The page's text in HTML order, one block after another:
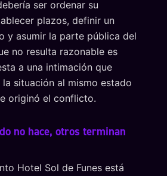
ser ordenar su
plazos, definir un
y asumir la parte pública del
no resulta razonable es
a una intimación que
situación al mismo estado
originó el conflicto.
no hace, otros terminan
Hotel Sol de Funes está